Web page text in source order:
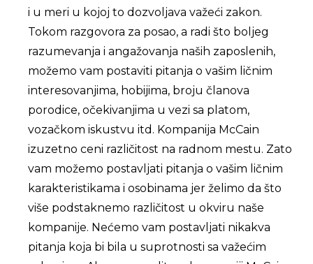
i u meri u kojoj to dozvoljava važeći zakon.
Tokom razgovora za posao, a radi što boljeg
razumevanja i angažovanja naših zaposlenih,
možemo vam postaviti pitanja o vašim ličnim
interesovanjima, hobijima, broju članova
porodice, očekivanjima u vezi sa platom,
vozačkom iskustvu itd. Kompanija McCain
izuzetno ceni različitost na radnom mestu. Zato
vam možemo postavljati pitanja o vašim ličnim
karakteristikama i osobinama jer želimo da što
više podstaknemo različitost u okviru naše
kompanije. Nećemo vam postavljati nikakva
pitanja koja bi bila u suprotnosti sa važećim